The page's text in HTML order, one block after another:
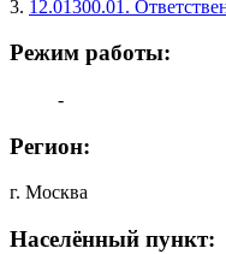
3. 12.01300.01.
Режим работы:
-
Регион:
г. Москва
Населённый пункт: